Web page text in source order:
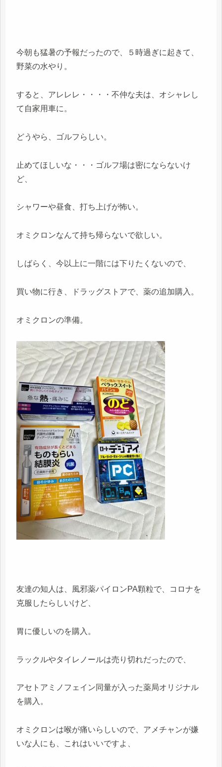
今朝も猛暑の予報だったので、５時過ぎに起きて、
野菜の水やり。
すると、アレレレ・・・・不仲な夫は、オシャレし
て自家用車に。
どうやら、ゴルフらしい。
止めてほしいな・・・ゴルフ場は密にならないけ
ど、
シャワーや昼食、打ち上げが怖い。
オミクロンなんて持ち帰らないで欲しい。
しばらく、今以上に一階には下りたくないので、
買い物に行き、ドラッグストアで、薬の追加購入。
オミクロンの準備。
友達の知人は、風邪薬パイロンPA顆粒で、コロナを
克服したらしいけど、
胃に優しいのを購入。
ラックルやタイレノールは売り切れだったので、
アセトアミノフェイン同量が入った薬局オリジナル
を購入。
オミクロンは喉が痛いらしいので、アメチャンが嫌
いな人にも、これはいいですよ、